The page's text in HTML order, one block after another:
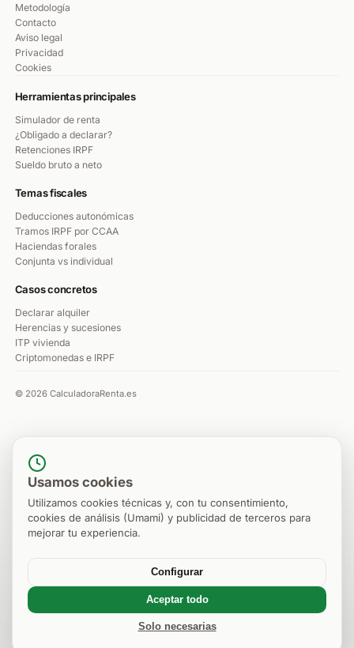
Metodología
Contacto
Aviso legal
Privacidad
Cookies
Herramientas principales
Simulador de renta
¿Obligado a declarar?
Retenciones IRPF
Sueldo bruto a neto
Temas fiscales
Deducciones autonómicas
Tramos IRPF por CCAA
Haciendas forales
Conjunta vs individual
Casos concretos
Declarar alquiler
Herencias y sucesiones
ITP vivienda
Criptomonedas e IRPF
© 2026 CalculadoraRenta.es
Usamos cookies
Utilizamos cookies técnicas y, con tu consentimiento,
cookies de análisis (Umami) y publicidad de terceros para
mejorar tu experiencia.
Configurar
Aceptar todo
Solo necesarias